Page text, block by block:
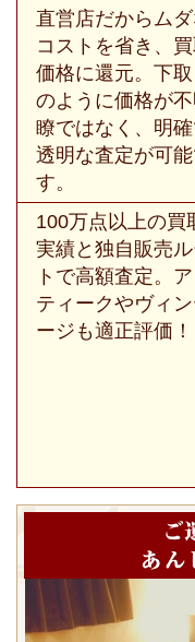
直営店だからム
コストを省き、買
価格に還元。下取
のように価格が不
瞭ではなく、明
透明な査定が可
す。
100万点以上の買
実績と独自販売
トで高額査定。
ティークやヴィ
ージも適正評価！